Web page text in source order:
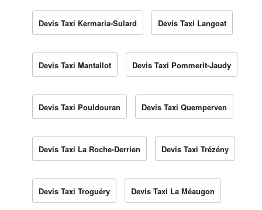
Devis Taxi Kermaria-Sulard Devis Taxi Langoat
Devis Taxi Mantallot Devis Taxi Pommerit-Jaudy
Devis Taxi Pouldouran Devis Taxi Quemperven
Devis Taxi La Roche-Derrien Devis Taxi Trézény
Devis Taxi Troguéry Devis Taxi La Méaugon